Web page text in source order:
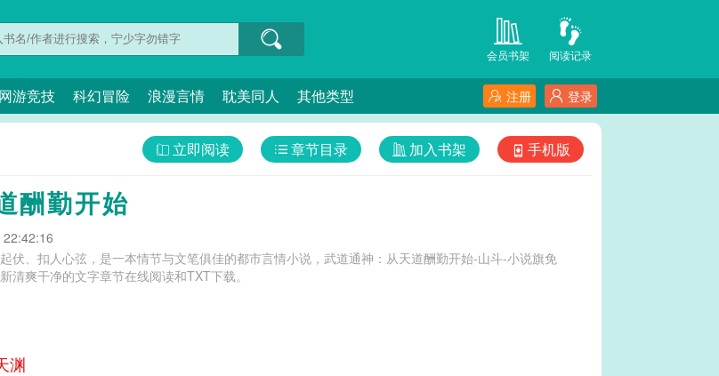
阅读记录
会员书架
网游竞技 科幻冒险 浪漫言情 耽美同人 其他类型 登录
注册
手机版
加入书架
章节目录
立即阅读
酬勤开始
伏、扣人心弦，是一本情节与文笔俱佳的都市言情小说，武道通神：从天道酬勤开始-山斗-小说旗免
清爽干净的文字章节在线阅读和TXT下载。
渊